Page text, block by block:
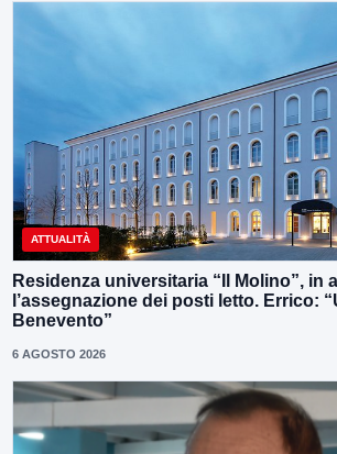
ATTUALITÀ
Residenza universitaria “Il Molino”, in
l’assegnazione dei posti letto. Errico:
Benevento”
6 AGOSTO 2026